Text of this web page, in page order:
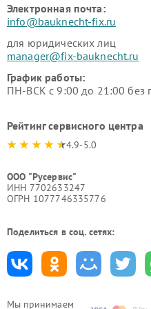
Мы принимаем
Электронная почта:
info@bauknecht-fix.ru
для юридических лиц
manager@fix-bauknecht.ru
График работы:
ПН-ВСК с 9:00 до 21:00 без
Рейтинг сервисного центра
4.9-5.0
ООО "Русервис"
ИНН 7702633247
ОГРН 1077746335776
Поделиться в соц. сетях: